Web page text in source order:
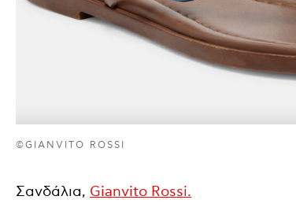
©GIANVITO ROSSI
Σανδάλια, Gianvito Rossi.